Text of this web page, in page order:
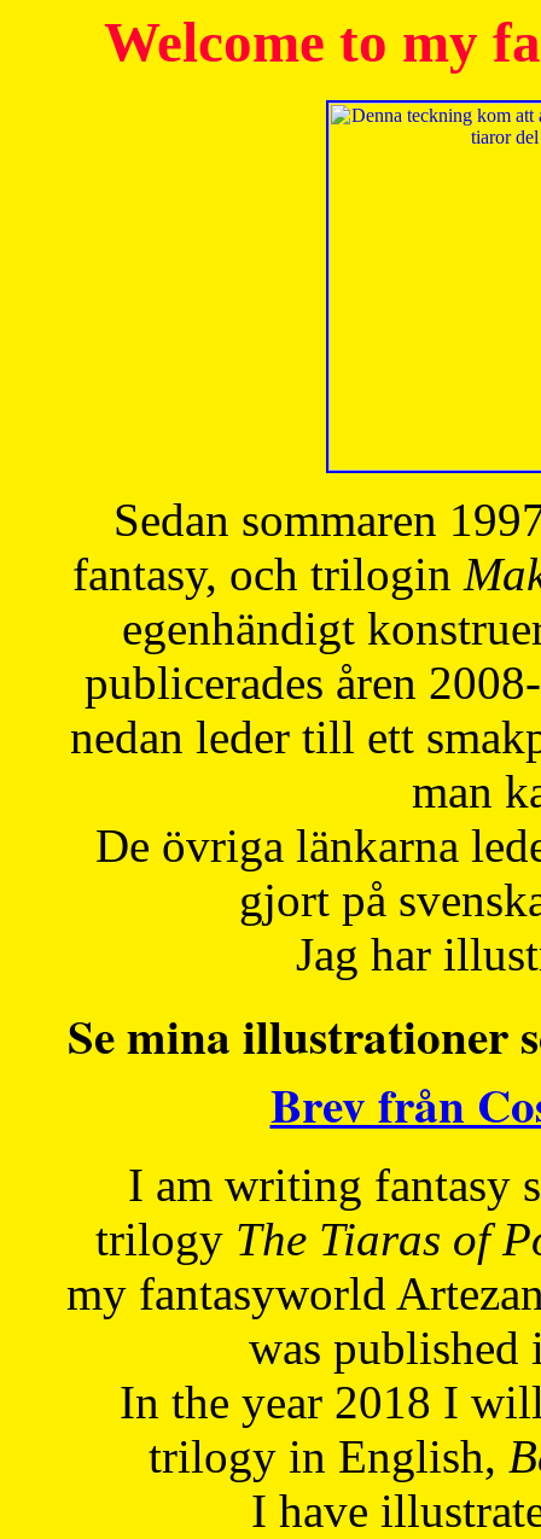
Welcome to my
Sedan sommaren
fantasy, och trilogin
egenhändigt
publicerades åren
nedan leder till ett
man
De övriga länkarna
gjort på
Jag har
Se mina illustrationer
Brev från
I am writing fantasy
trilogy The Tiaras of
my fantasyworld
was published
In the year 2018 I
trilogy in English,
I have